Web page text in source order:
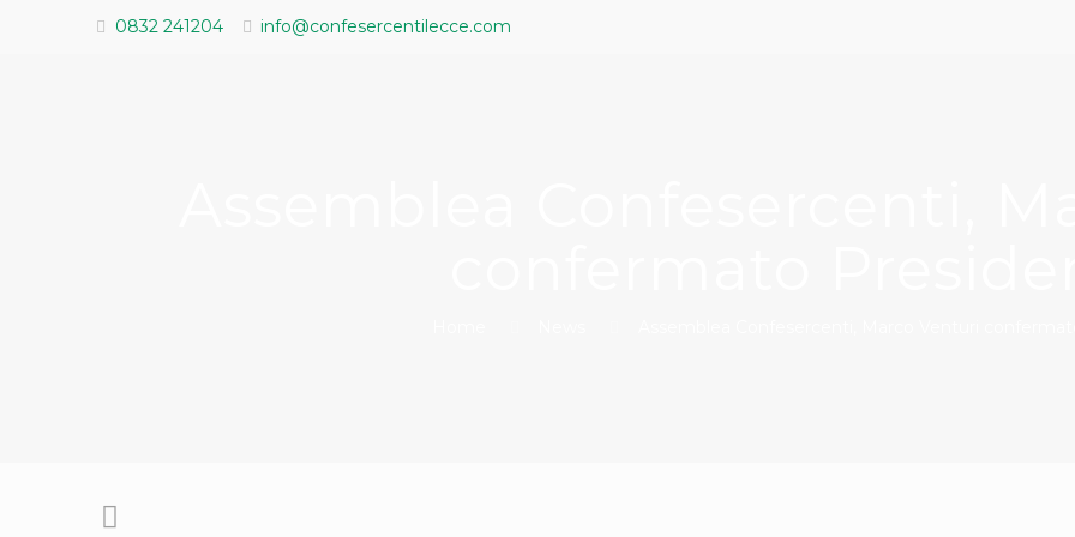
0832 241204 info@confesercentilecce.com